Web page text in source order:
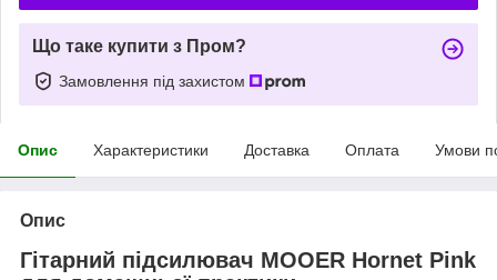
Що таке купити з Пром?
Замовлення під захистом
Опис Характеристики Доставка Оплата Умови
Опис
Гітарний підсилювач MOOER Hornet Pink